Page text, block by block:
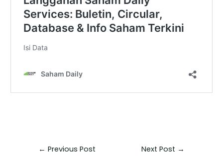
← Previous Post Next Post →